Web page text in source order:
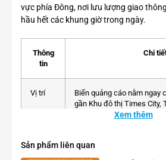
vực phía Đông, nơi lưu lượng giao
hầu hết các khung giờ trong ngày.
Thông
tin
Chi
Vị trí
Biển quảng cáo nằm ngay
gần Khu đô thị Times City,
doanh và Công nghệ Hà
Xem thêm
Sản phẩm liên quan